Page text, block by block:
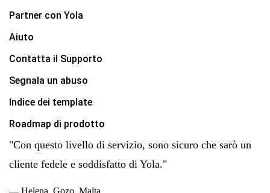
Partner con Yola
Aiuto
Contatta il Supporto
Segnala un abuso
Indice dei template
Roadmap di prodotto
"Con questo livello di servizio, sono sicuro che sarò un
cliente fedele e soddisfatto di Yola."
— Helena, Gozo, Malta